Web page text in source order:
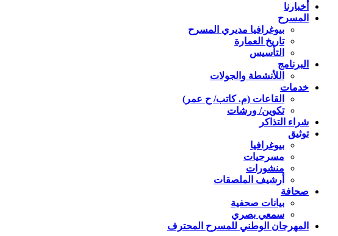
أخبارنا
المسرح
بيوغرافيا مديري المسرح
تاريخ العمارة
التأسيس
البرنامج
اللأنشطة والجولات
خدمات
القاعات (م. كاتب/ ح عمر)
تكوين/ ورشات
شراء التذاكر
توثيق
بيوغرافيا
مسرحيات
منشورات
أرشيف الملصقات
صحافة
بيانات صحفية
سمعي بصري
المهرجان الوطني للمسرح المحترف